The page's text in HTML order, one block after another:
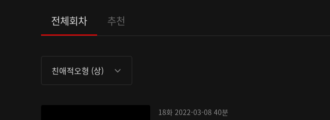
전체회차 추천
친애적오형 (상)
18화 2022-03-08 40분